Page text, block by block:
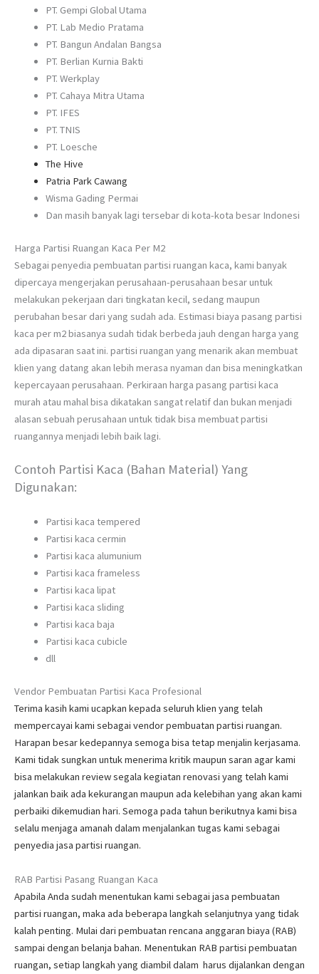
PT. Gempi Global Utama
PT. Lab Medio Pratama
PT. Bangun Andalan Bangsa
PT. Berlian Kurnia Bakti
PT. Werkplay
PT. Cahaya Mitra Utama
PT. IFES
PT. TNIS
PT. Loesche
The Hive
Patria Park Cawang
Wisma Gading Permai
Dan masih banyak lagi tersebar di kota-kota besar Indonesi
Harga Partisi Ruangan Kaca Per M2
Sebagai penyedia pembuatan partisi ruangan kaca, kami banyak
dipercaya mengerjakan perusahaan-perusahaan besar untuk
melakukan pekerjaan dari tingkatan kecil, sedang maupun
perubahan besar dari yang sudah ada. Estimasi biaya pasang partisi
kaca per m2 biasanya sudah tidak berbeda jauh dengan harga yang
ada dipasaran saat ini. partisi ruangan yang menarik akan membuat
klien yang datang akan lebih merasa nyaman dan bisa meningkatkan
kepercayaan perusahaan. Perkiraan harga pasang partisi kaca
murah atau mahal bisa dikatakan sangat relatif dan bukan menjadi
alasan sebuah perusahaan untuk tidak bisa membuat partisi
ruangannya menjadi lebih baik lagi.
Contoh Partisi Kaca (Bahan Material) Yang
Digunakan:
Partisi kaca tempered
Partisi kaca cermin
Partisi kaca alumunium
Partisi kaca frameless
Partisi kaca lipat
Partisi kaca sliding
Partisi kaca baja
Partisi kaca cubicle
dll
Vendor Pembuatan Partisi Kaca Profesional
Terima kasih kami ucapkan kepada seluruh klien yang telah
mempercayai kami sebagai vendor pembuatan partisi ruangan.
Harapan besar kedepannya semoga bisa tetap menjalin kerjasama.
Kami tidak sungkan untuk menerima kritik maupun saran agar kami
bisa melakukan review segala kegiatan renovasi yang telah kami
jalankan baik ada kekurangan maupun ada kelebihan yang akan kami
perbaiki dikemudian hari. Semoga pada tahun berikutnya kami bisa
selalu menjaga amanah dalam menjalankan tugas kami sebagai
penyedia jasa partisi ruangan.
RAB Partisi Pasang Ruangan Kaca
Apabila Anda sudah menentukan kami sebagai jasa pembuatan
partisi ruangan, maka ada beberapa langkah selanjutnya yang tidak
kalah penting. Mulai dari pembuatan rencana anggaran biaya (RAB)
sampai dengan belanja bahan. Menentukan RAB partisi pembuatan
ruangan, setiap langkah yang diambil dalam harus dijalankan dengan